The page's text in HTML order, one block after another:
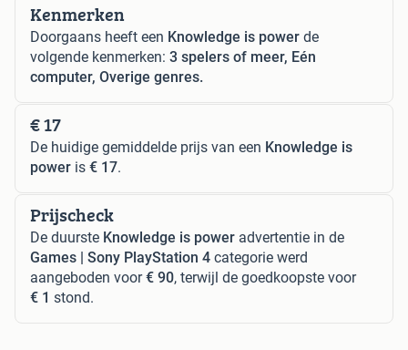
Kenmerken
Doorgaans heeft een Knowledge is power de
volgende kenmerken: 3 spelers of meer, Eén
computer, Overige genres.
€ 17
De huidige gemiddelde prijs van een Knowledge is
power is € 17.
Prijscheck
De duurste Knowledge is power advertentie in de
Games | Sony PlayStation 4 categorie werd
aangeboden voor€ 90, terwijl de goedkoopste voor
€ 1 stond.